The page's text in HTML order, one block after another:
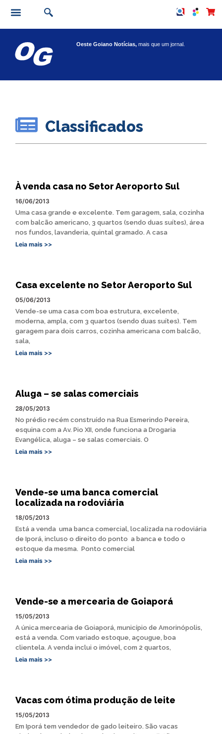
Oeste Goiano Notícias,mais que um jornal.
Classificados
À venda casa no Setor Aeroporto Sul
16/06/2013
Uma casa grande e excelente. Tem garagem, sala, cozinha
com balcão americano, 3 quartos (sendo duas suítes), área
nos fundos, lavanderia, quintal gramado. A casa
Leia mais >>
Casa excelente no Setor Aeroporto Sul
05/06/2013
Vende-se uma casa com boa estrutura, excelente,
moderna, ampla, com 3 quartos (sendo duas suítes). Tem
garagem para dois carros, cozinha americana com balcão,
sala,
Leia mais >>
Aluga – se salas comerciais
28/05/2013
No prédio recém construído na Rua Esmerindo Pereira,
esquina com a Av. Pio XII, onde funciona a Drogaria
Evangélica, aluga – se salas comerciais. O
Leia mais >>
Vende-se uma banca comercial
localizada na rodoviária
18/05/2013
Está a venda uma banca comercial, localizada na rodoviária
de Iporá, incluso o direito do ponto a banca e todo o
estoque da mesma. Ponto comercial
Leia mais >>
Vende-se a mercearia de Goiaporá
15/05/2013
A única mercearia de Goiaporá, município de Amorinópolis,
está a venda. Com variado estoque, açougue, boa
clientela. A venda inclui o imóvel, com 2 quartos,
Leia mais >>
Vacas com ótima produção de leite
15/05/2013
Em Iporá tem vendedor de gado leiteiro. São vacas